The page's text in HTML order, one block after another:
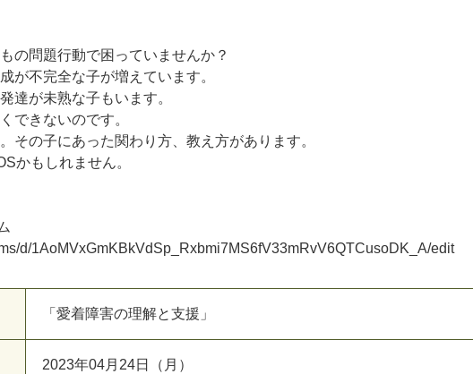
の問題行動で困っていませんか？
が不完全な子が増えています。
達が未熟な子もいます。
できないのです。
その子にあった関わり方、教え方があります。
かもしれません。
d/1AoMVxGmKBkVdSp_Rxbmi7MS6fV33mRvV6QTCusoDK_A/edit
「愛着障害の理解と支援」
2023年04月24日（月）